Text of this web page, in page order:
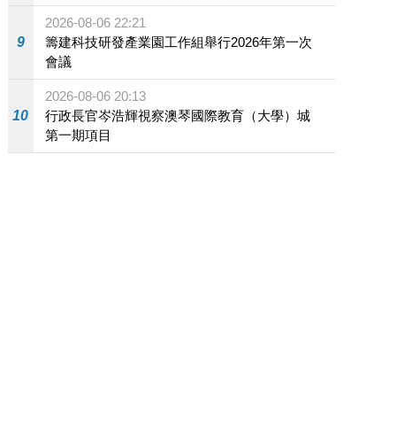
9
2026-08-06 22:21
籌建科技研發產業園工作組舉行2026年第一次
會議
10
2026-08-06 20:13
行政長官岑浩輝視察澳琴國際教育（大學）城
第一期項目